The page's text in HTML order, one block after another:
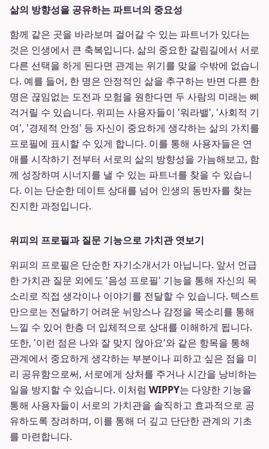
삶의 방향성을 공유하는 파트너의 중요성
함께 같은 곳을 바라보며 걸어갈 수 있는 파트너가 있다는
것은 인생에서 큰 축복입니다. 삶의 중요한 갈림길에서 서로
다른 선택을 하게 된다면 관계는 위기를 맞을 수밖에 없습니
다. 예를 들어, 한 명은 안정적인 삶을 추구하는 반면 다른 한
명은 끊임없는 도전과 모험을 원한다면 두 사람의 미래는 삐
걱거릴 수 있습니다. 위피는 사용자들이 '워라밸', '사회적 기
여', '경제적 안정' 등 자신이 중요하게 생각하는 삶의 가치를
프로필에 표시할 수 있게 합니다. 이를 통해 사용자들은 연
애를 시작하기 전부터 서로의 삶의 방향성을 가늠해보고, 함
께 성장하며 시너지를 낼 수 있는 파트너를 찾을 수 있습니
다. 이는 단순한 데이트 상대를 넘어 인생의 동반자를 찾는
진지한 과정입니다.
위피의 프로필과 질문 기능으로 가치관 엿보기
위피의 프로필은 단순한 자기소개서가 아닙니다. 앞서 언급
한 가치관 질문 외에도 '음성 프로필' 기능을 통해 자신의 목
소리로 직접 생각이나 이야기를 전달할 수 있습니다. 텍스트
만으로는 전달하기 어려운 뉘앙스나 감정을 목소리를 통해
느낄 수 있어 한층 더 입체적으로 상대를 이해하게 됩니다.
또한, '이런 점은 나와 잘 맞지 않아요'와 같은 항목을 통해
관계에서 중요하게 생각하는 부분이나 피하고 싶은 점을 미
리 공유함으로써, 서로에게 상처를 주거나 시간을 낭비하는
일을 방지할 수 있습니다. 이처럼 WIPPY는 다양한 기능을
통해 사용자들이 서로의 가치관을 솔직하고 효과적으로 공
유하도록 장려하며, 이를 통해 더 깊고 단단한 관계의 기초
를 마련합니다.